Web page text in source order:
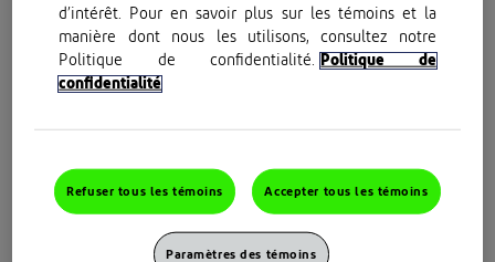
La douleur à l’épaule ne nécessite pas toujours une visite
chez le médecin. Il existe quelques remèdes maison que
Il n’y a rien de mieux que le repos pour se rétablir
aggraver votre douleur. Essayez de poser votre bras sur
d’intérêt. Pour en savoir plus sur les témoins et la
manière dont nous les utilisons, consultez notre
Politique de confidentialité.
Politique de
confidentialité
Refuser tous les témoins Accepter tous les témoins
Paramètres des témoins